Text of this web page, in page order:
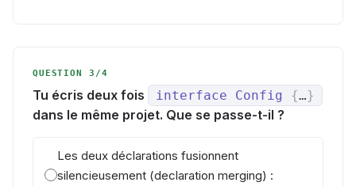
QUESTION 3/4
Tu écris deux fois interface Config {…}
dans le même projet. Que se passe-t-il ?
Les deux déclarations fusionnent
silencieusement (declaration merging) :